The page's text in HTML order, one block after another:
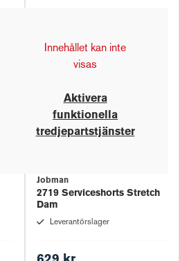
Innehållet kan inte
visas
Aktivera
funktionella
tredjepartstjänster
Jobman
2719 Serviceshorts Stretch
Dam
Leverantörslager